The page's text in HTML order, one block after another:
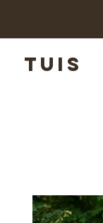
TUIS